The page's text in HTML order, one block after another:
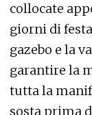
collocate
giorni di
gazebo e la
garantire la
tutta la
sosta prima